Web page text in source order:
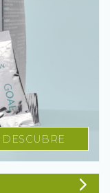
DESCUBRE